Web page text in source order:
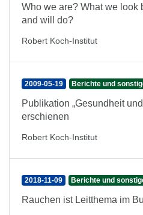
Who we are? What we look
and will do?
Robert Koch-Institut
2009-05-19 Berichte und
Publikation „Gesundheit
erschienen
Robert Koch-Institut
2018-11-09 Berichte und
Rauchen ist Leitthema im